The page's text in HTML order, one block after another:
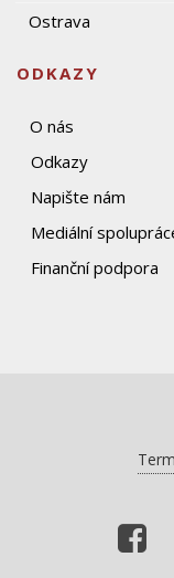
Ostrava
ODKAZY
O nás
Odkazy
Napište nám
Mediální
Finanční podpora